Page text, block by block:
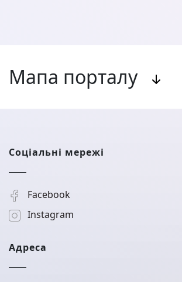
Мапа порталу
Соціальні мережі
Facebook
Instagram
Адреса